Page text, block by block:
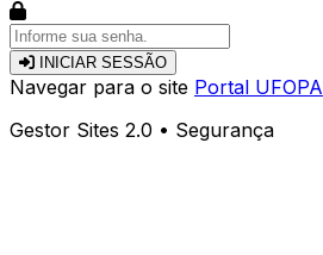
INICIAR SESSÃO
Navegar para o site Portal UFOPA
Gestor Sites 2.0 • Segurança